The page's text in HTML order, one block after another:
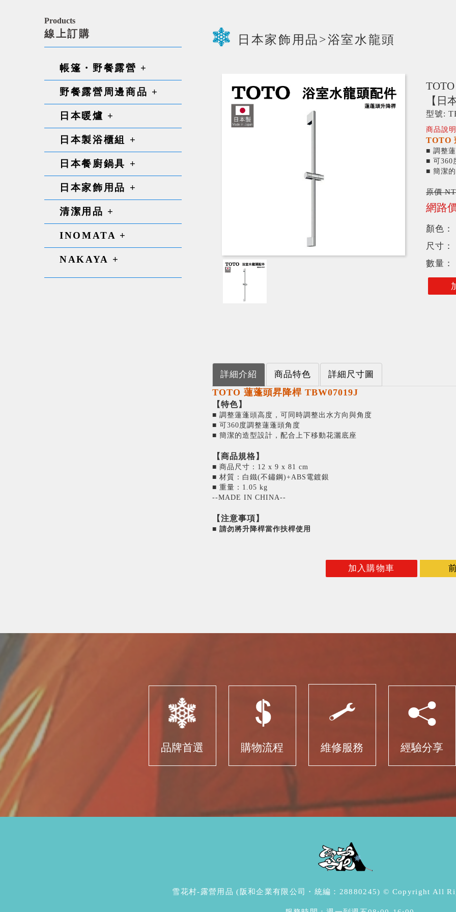
Products
線上訂購
帳篷・野餐露營 +
野餐露營周邊商品 +
日本暖爐 +
日本製浴櫃組 +
日本餐廚鍋具 +
日本家飾用品 +
清潔用品 +
INOMATA +
NAKAYA +
日本家飾用品>浴室水龍頭
【日
型號:
商品說
TOTO
■ 調整
‎■ 可360
‎■ 簡潔
原價
網路
顏色：
尺寸：
數量：
詳細介紹 商品特色 詳細尺寸圖
TOTO 蓮蓬頭昇降桿 TBW07019J
【特色】
‎■ 調整蓮蓬頭高度，可同時調整出水方向與角度
‎■ 可360度調整蓮蓬頭角度
‎■ 簡潔的造型設計，配合上下移動花灑底座
【商品規格】
‎■ 商品尺寸：12 x 9 x 81 cm
‎■ 材質：白鐵(不鏽鋼)+ABS電鍍銀
■ 重量：1.05 kg
--MADE IN CHINA--
【注意事項】
■ 請勿將升降桿當作扶桿使用
加入購物車
品牌首選 購物流程 維修服務 經驗分享
雪花村-露營用品 (阪和企業有限公司・統編：28880245) © Copyright All